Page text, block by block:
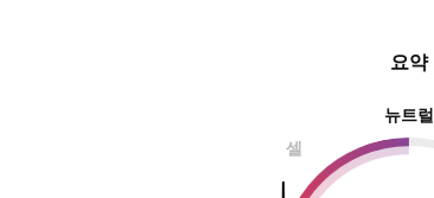
요약
뉴트럴
셀